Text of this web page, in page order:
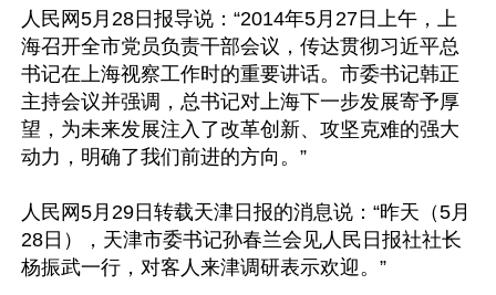
人民网5月28日报导说：“2014年5月27日上午，上
海召开全市党员负责干部会议，传达贯彻习近平总
书记在上海视察工作时的重要讲话。市委书记韩正
主持会议并强调，总书记对上海下一步发展寄予厚
望，为未来发展注入了改革创新、攻坚克难的强大
动力，明确了我们前进的方向。”
人民网5月29日转载天津日报的消息说：“昨天（5月
28日），天津市委书记孙春兰会见人民日报社社长
杨振武一行，对客人来津调研表示欢迎。”